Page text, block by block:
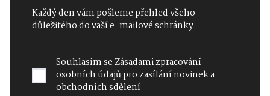
Každý den vám pošleme přehled všeho
důležitého do vaší e-mailové schránky.
Souhlasím seZásadami zpracování
osobních údajůpro zasílání novinek a
obchodních sdělení